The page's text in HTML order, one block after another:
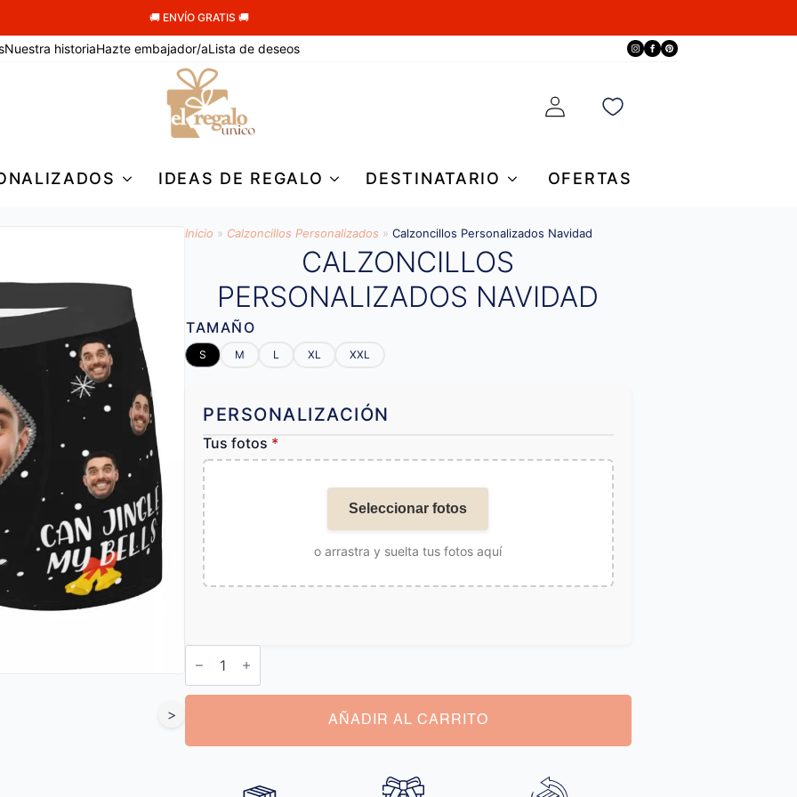
🚚 ENVÍO GRATIS 🚚
Nuestra historiaHazte embajador/aLista de deseos
IDEAS DE REGALO DESTINATARIO OFERTAS
>
Inicio » Calzoncillos Personalizados » Calzoncillos Personalizados Navidad
CALZONCILLOS
PERSONALIZADOS NAVIDAD
TAMAÑO
S M L XL XXL
PERSONALIZACIÓN
Tus fotos *
Seleccionar fotos
o arrastra y suelta tus fotos aquí
Calzoncillos
Personalizados
cantidad
AÑADIR AL CARRITO